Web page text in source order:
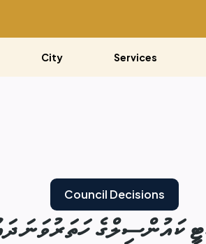
City Services
Council Decisions